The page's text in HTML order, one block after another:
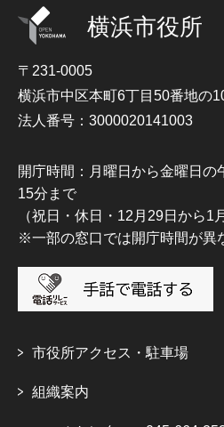
横浜市役所
〒231-0005
横浜市中区本町6丁目50番地の
法人番号：3000020141003
開庁時間：月曜日から金曜日の
15分まで
（祝日・休日・12月29日から1
※一部の窓口では開庁時間が異
市役所アクセス・駐車場
組織案内